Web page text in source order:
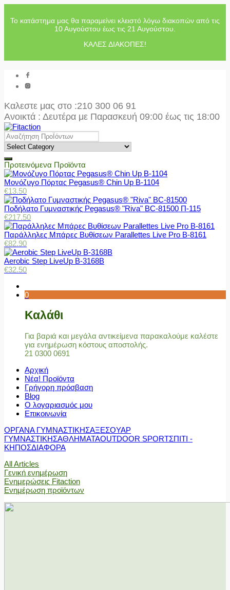
Το κατάστημα μας θα παραμείνει κλειστό λόγω διακοπών από τις
10 Αυγούστου έως τις 21 Αυγούστου.
ΚΑΛΕΣ ΔΙΑΚΟΠΕΣ!
Καλεστε μας στο :210 300 06 91
Ανοικτά : Δευτέρα με Παρασκευή 09:00 έως τις 18:00
Προτεινόμενα Προϊόντα
Μονόζυγο Πόρτας Pegasus® Chin Up Β-1104
€13.50
Ποδήλατο Γυμναστικής Pegasus® "Riva" BC-81500 Π-115
€217.50
Παράλληλες Μπάρες Βυθίσεων Parallettes Live Pro Β-8161
€82.90
Aerobic Step LiveUp B-3168B
€32.50
0
Καλάθι
Για βαριά και μεγάλα αντικείμενα παρακαλούμε καλέστε
για ενημέρωση κόστους αποστολής.
21 0300 0691
Αρχική
Νέα! Προϊόντα
Γρήγορη πρόσβαση
Blog
Ο λογαριασμός μου
Επικοινωνία
ΟΡΓΑΝΑ ΓΥΜΝΑΣΤΙΚΗΣΑΞΕΣΟΥΑΡ
ΓΥΜΝΑΣΤΙΚΗΣΑΘΛΗΜΑΤΑOUTDOOR SPORTΣΠΙΤΙ -
ΚΗΠΟΣΔΙΑΦΟΡΑ
All Articles
Γενική ενημέρωση
Ενημερώσεις Fitaction
Ενημέρωση προϊόντων